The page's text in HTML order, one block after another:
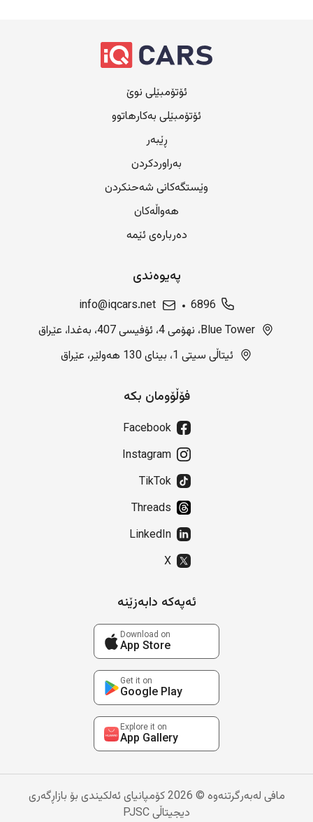
ئۆتۆمبێلی نوێ
ئۆتۆمبێلی بەکارهاتوو
ڕێبەر
بەراوردکردن
وێستگەکانی شەحنکردن
هەواڵەکان
دەربارەی ئێمە
پەیوەندی
6896
info@iqcars.net
Blue Tower، نهۆمی 4، ئۆفیسی 407، بەغدا، عێراق
ئیتاڵی سیتی 1، بینای 130 هەولێر، عێراق
فۆڵۆومان بکە
Facebook
Instagram
TikTok
Threads
LinkedIn
X
ئەپەکە دابەزێنە
Download on
App Store
Get it on
Google Play
Explore it on
App Gallery
مافی لەبەرگرتنەوە © 2026 کۆمپانیای ئەلکیندی بۆ بازاڕگەری
دیجیتاڵی PJSC